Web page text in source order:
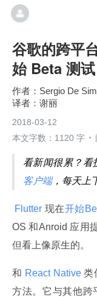
谷歌的跨平
始 Beta 测试
Sergio De
谢丽
2018-03-12
本文字数：1120 字
看新闻很累？看
客户端，每天上
Flutter 现在开始
OS 和Anroid 应用
但看上像原生的。
和 React Native 类
方法。它与其他跨